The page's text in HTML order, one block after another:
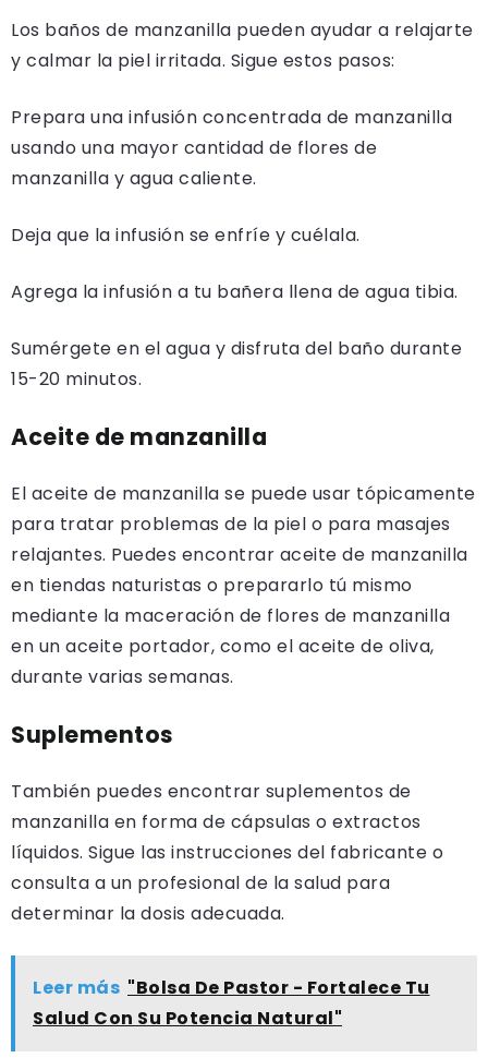
Los baños de manzanilla pueden ayudar a relajarte
y calmar la piel irritada. Sigue estos pasos:
Prepara una infusión concentrada de manzanilla
usando una mayor cantidad de flores de
manzanilla y agua caliente.
Deja que la infusión se enfríe y cuélala.
Agrega la infusión a tu bañera llena de agua tibia.
Sumérgete en el agua y disfruta del baño durante
15-20 minutos.
Aceite de manzanilla
El aceite de manzanilla se puede usar tópicamente
para tratar problemas de la piel o para masajes
relajantes. Puedes encontrar aceite de manzanilla
en tiendas naturistas o prepararlo tú mismo
mediante la maceración de flores de manzanilla
en un aceite portador, como el aceite de oliva,
durante varias semanas.
Suplementos
También puedes encontrar suplementos de
manzanilla en forma de cápsulas o extractos
líquidos. Sigue las instrucciones del fabricante o
consulta a un profesional de la salud para
determinar la dosis adecuada.
Leer más "Bolsa De Pastor - Fortalece Tu
Salud Con Su Potencia Natural"